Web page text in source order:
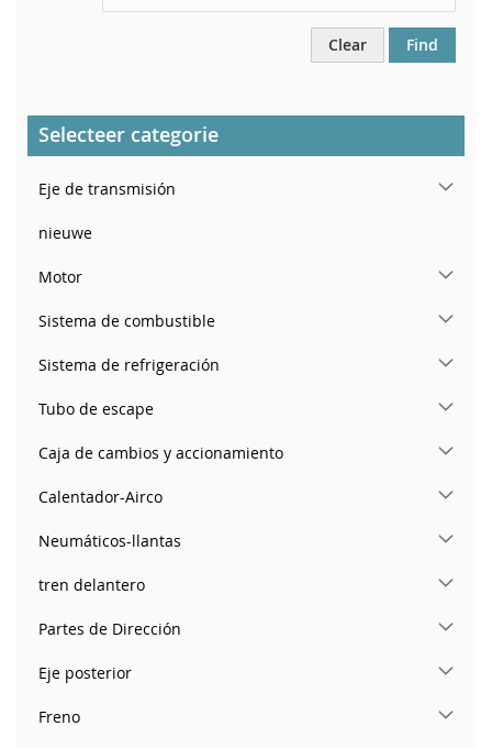
Clear Find
Selecteer categorie
Eje de transmisión
nieuwe
Motor
Sistema de combustible
Sistema de refrigeración
Tubo de escape
Caja de cambios y accionamiento
Calentador-Airco
Neumáticos-llantas
tren delantero
Partes de Dirección
Eje posterior
Freno